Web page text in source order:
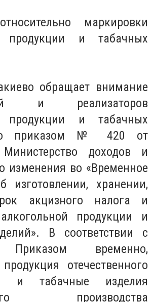
маркировки
продукции и табачных
обращает внимание
и реализаторов
продукции и табачных
приказом № 420 от
Министерство доходов и
изменения во «Временное
изготовлении, хранении,
акцизного налога и
продукции и
В соответствии с
Приказом временно,
отечественного
и табачные изделия
производства